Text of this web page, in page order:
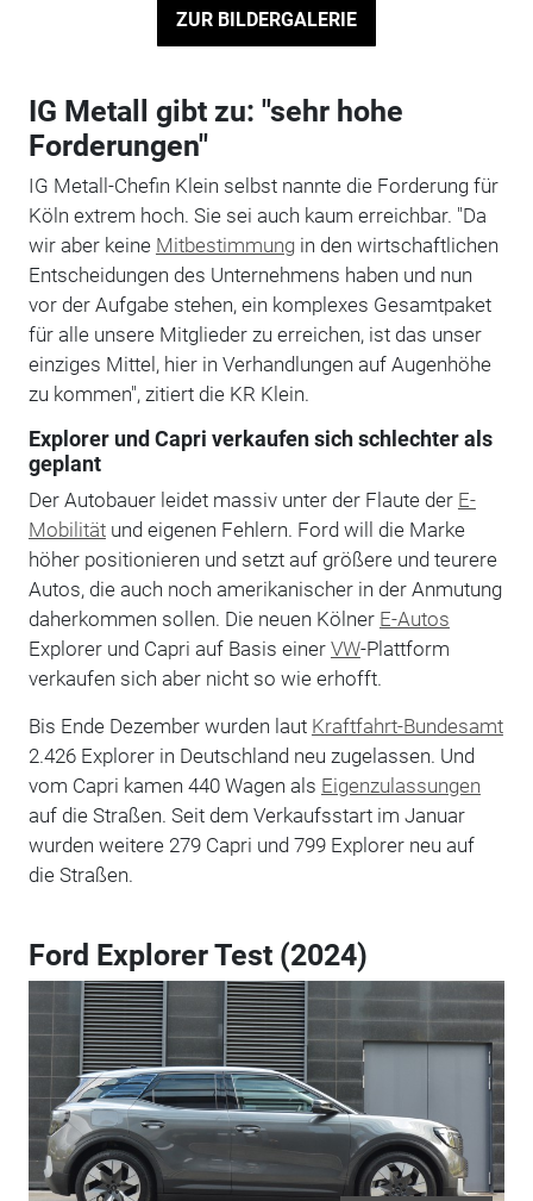
ZUR BILDERGALERIE
IG Metall gibt zu: "sehr hohe
Forderungen"
IG Metall-Chefin Klein selbst nannte die Forderung für
Köln extrem hoch. Sie sei auch kaum erreichbar. "Da
wir aber keine Mitbestimmungin den wirtschaftlichen
Entscheidungen des Unternehmens haben und nun
vor der Aufgabe stehen, ein komplexes Gesamtpaket
für alle unsere Mitglieder zu erreichen, ist das unser
einziges Mittel, hier in Verhandlungen auf Augenhöhe
zu kommen", zitiert die KR Klein.
Explorer und Capri verkaufen sich schlechter als
geplant
Der Autobauer leidet massiv unter der Flaute der E-
Mobilitätund eigenen Fehlern. Ford will die Marke
höher positionieren und setzt auf größere und teurere
Autos, die auch noch amerikanischer in der Anmutung
daherkommen sollen. Die neuen Kölner E-Autos
Explorer und Capri auf Basis einer VW-Plattform
verkaufen sich aber nicht so wie erhofft.
Bis Ende Dezember wurden laut Kraftfahrt-Bundesamt
2.426 Explorer in Deutschland neu zugelassen. Und
vom Capri kamen 440 Wagen als Eigenzulassungen
auf die Straßen. Seit dem Verkaufsstart im Januar
wurden weitere 279 Capri und 799 Explorer neu auf
die Straßen.
Ford Explorer Test (2024)